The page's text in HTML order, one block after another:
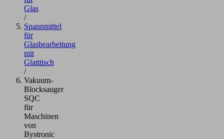
Glas
/
Spannmittel
für
Glasbearbeitung
mit
Glatttisch
/
Vakuum-
Blocksauger
SQC
für
Maschinen
von
Bystronic